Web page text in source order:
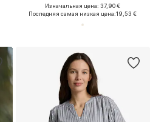
Изначальная цена: 37,90 €
Последняя самая низкая цена:19,53 €